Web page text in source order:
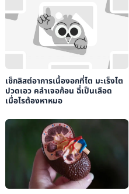
อาจารย์ ดร. วันวิสาข์ อุดมสินประเสริฐ:
อย่างไร”.
เช็กลิสต์อาการเนื้องอกที่ไต มะเร็งไต
ปวดเอว คลำเจอก้อน ฉี่เป็นเลือด
เมื่อไรต้องหาหมอ